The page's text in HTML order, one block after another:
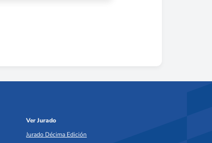
Ver Jurado
Jurado Décima Edición